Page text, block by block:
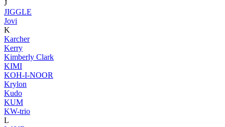
J
JIGGLE
Jovi
K
Karcher
Kerry
Kimberly Clark
KIMI
KOH-I-NOOR
Krylon
Kudo
KUM
KW-trio
L